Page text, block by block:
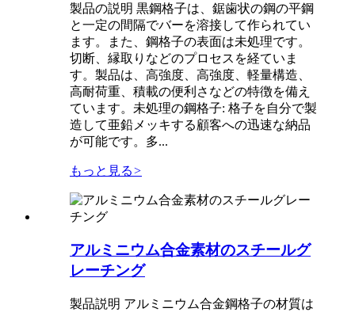
製品の説明 黒鋼格子は、鋸歯状の鋼の平鋼
と一定の間隔でバーを溶接して作られてい
ます。また、鋼格子の表面は未処理です。
切断、縁取りなどのプロセスを経ていま
す。製品は、高強度、高強度、軽量構造、
高耐荷重、積載の便利さなどの特徴を備え
ています。未処理の鋼格子: 格子を自分で製
造して亜鉛メッキする顧客への迅速な納品
が可能です。多...
もっと見る>
アルミニウム合金素材のスチールグ
レーチング
製品説明 アルミニウム合金鋼格子の材質は